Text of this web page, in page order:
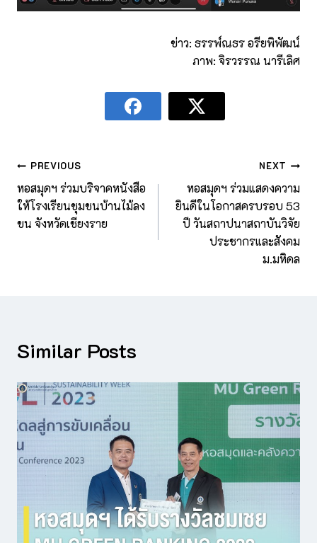
ข่าว: ธรรพ์ณธร อรียพิพัฒน์
ภาพ: จิรวรรณ นารีเลิศ
PREVIOUS
หอสมุดฯ ร่วมบริจาคหนังสือ
ให้โรงเรียนชุมชนบ้านไม้ลง
ขน จังหวัดเชียงราย
NEXT
หอสมุดฯ ร่วมแสดงความ
ยินดีในโอกาสครบรอบ 53
ปี วันสถาปนาสถาบันวิจัย
ประชากรและสังคม
ม.มหิดล
Similar Posts